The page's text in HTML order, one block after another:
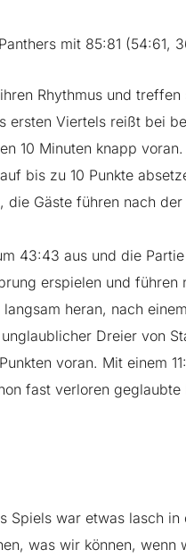
mit 85:81 (54:61,
Rhythmus und treffen
ersten Viertels reißt bei
10 Minuten knapp
bis zu 10 Punkte
Gäste führen nach
43:43 aus und die
erspielen und führen
heran, nach
Dreier von
voran. Mit einem
fast verloren
Spiels war etwas lasch in
was wir können, wenn